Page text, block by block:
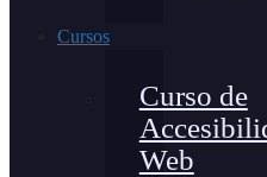
Cursos
Curso de
Web